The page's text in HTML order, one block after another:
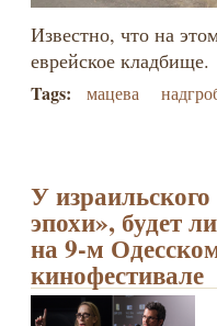
Известно, что на
еврейское кладбище.
Tags: мацева
У
эпохи», будет
на 9-м
кинофестивале